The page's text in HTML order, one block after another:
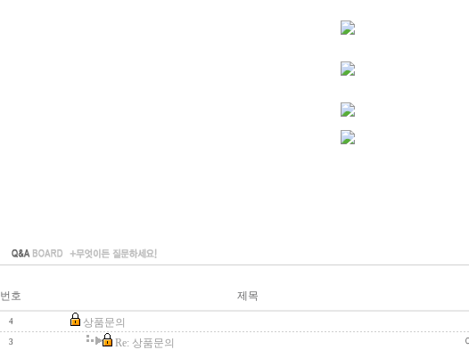
번호 제목
4 상품문의
3 Re: 상품문의